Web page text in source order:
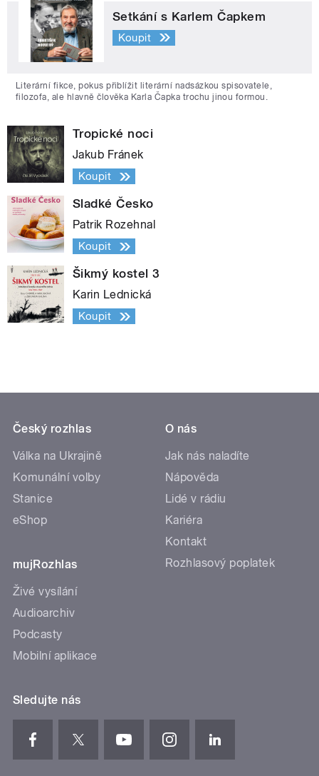
Setkání s Karlem Čapkem
Koupit
Literární fikce, pokus přiblížit literární nadsázkou spisovatele,
filozofa, ale hlavně člověka Karla Čapka trochu jinou formou.
Tropické noci
Jakub Fránek
Koupit
Sladké Česko
Patrik Rozehnal
Koupit
Šikmý kostel 3
Karin Lednická
Koupit
Český rozhlas
Válka na Ukrajině
Komunální volby
Stanice
eShop
mujRozhlas
Živé vysílání
Audioarchiv
Podcasty
Mobilní aplikace
O nás
Jak nás naladíte
Nápověda
Lidé v rádiu
Kariéra
Kontakt
Rozhlasový poplatek
Sledujte nás